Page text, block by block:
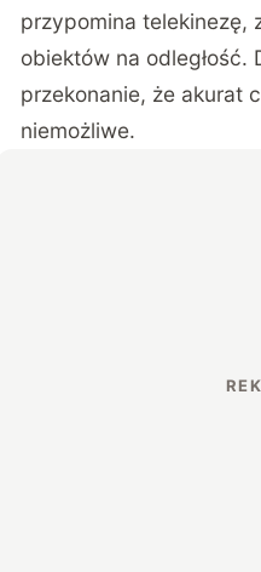
przypomina telekinezę,
obiektów na odległość.
przekonanie, że akurat
niemożliwe.